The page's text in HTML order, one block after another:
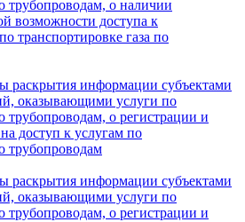
трубопроводам, о наличии
возможности доступа к
транспортировке газа по
информации субъектами
оказывающими услуги по
трубопроводам, о регистрации и
доступ к услугам по
трубопроводам
информации субъектами
оказывающими услуги по
трубопроводам, о регистрации и